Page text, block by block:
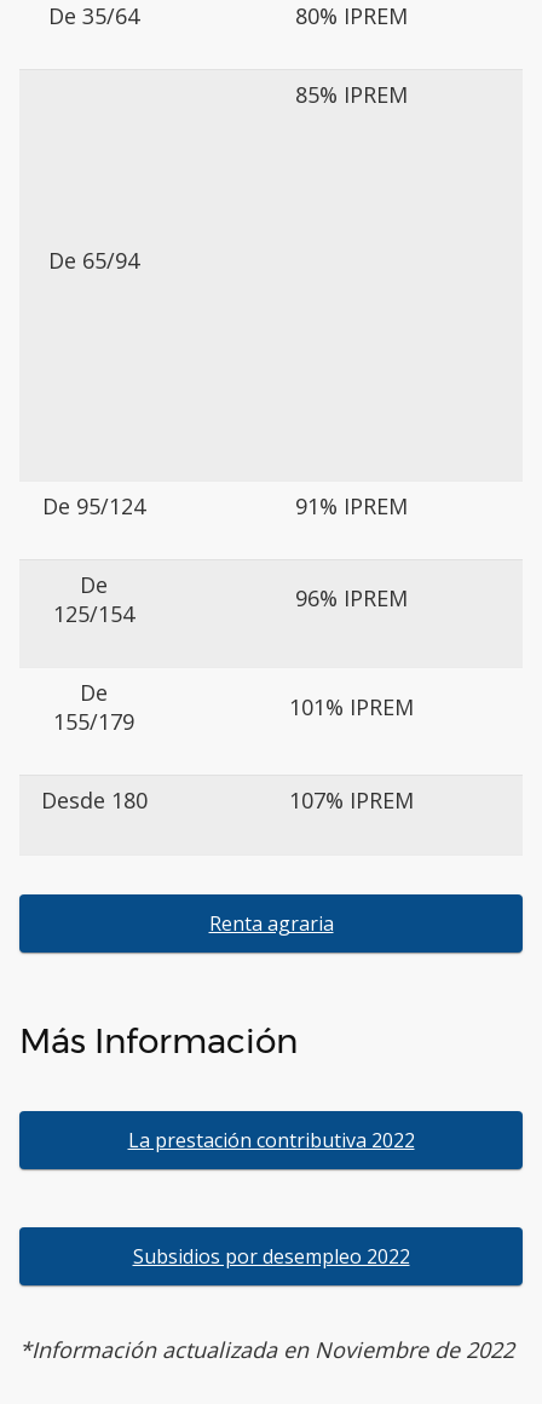
De 35/64 80% IPREM
De 65/94
85% IPREM
De 95/124 91% IPREM
De
125/154
96% IPREM
De
155/179
101% IPREM
Desde 180 107% IPREM
Renta agraria
Más Información
La prestación contributiva 2022
Subsidios por desempleo 2022
*Información actualizada en Noviembre de 2022